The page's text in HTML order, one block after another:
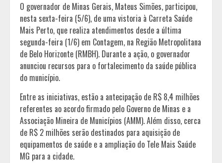
O governador de Minas Gerais, Mateus Simões, participou,
nesta sexta-feira (5/6), de uma vistoria à Carreta Saúde
Mais Perto, que realiza atendimentos desde a última
segunda-feira (1/6) em Contagem, na Região Metropolitana
de Belo Horizonte (RMBH). Durante a ação, o governador
anunciou recursos para o fortalecimento da saúde pública
do município.
Entre as iniciativas, estão a antecipação de R$ 8,4 milhões
referentes ao acordo firmado pelo Governo de Minas e a
Associação Mineira de Municípios (AMM). Além disso, cerca
de R$ 2 milhões serão destinados para aquisição de
equipamentos de saúde e a ampliação do Tele Mais Saúde
MG para a cidade.